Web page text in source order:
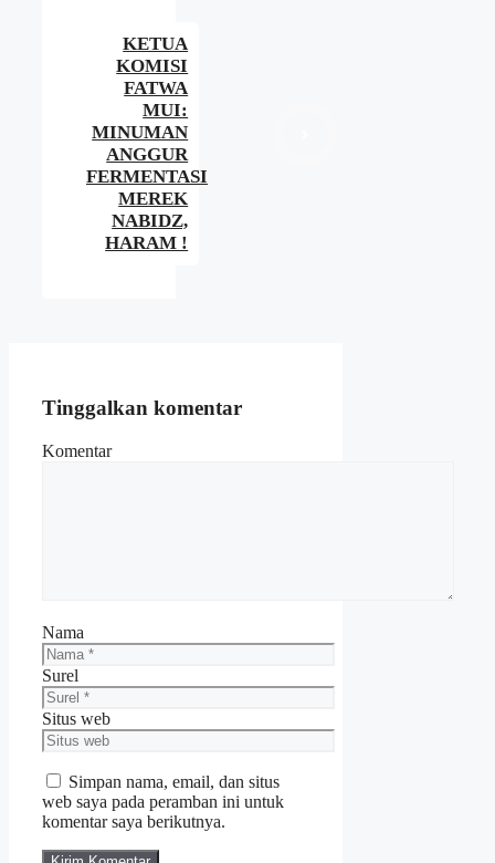
KETUA
KOMISI
FATWA
MUI:
MINUMAN
ANGGUR
FERMENTASI
MEREK
NABIDZ,
HARAM !
Tinggalkan komentar
Komentar
Nama
Surel
Situs web
Simpan nama, email, dan situs
web saya pada peramban ini untuk
komentar saya berikutnya.